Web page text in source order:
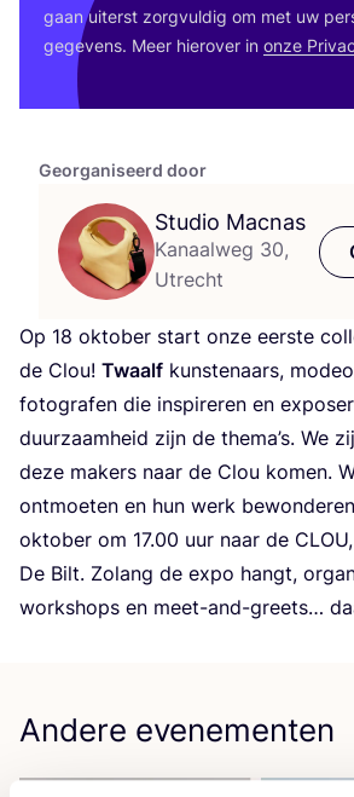
Georganiseerd door
Studio Macnas
Kanaalweg 30,
Utrecht
Op 18 okto­ber start onze eer­ste
de Clou! Twaalf kun­ste­naars,
foto­gra­fen die inspi­re­ren en
duur­zaam­heid zijn de the­ma’s. We
deze makers naar de Clou komen.
ont­moe­ten en hun werk
okto­ber om 17.00 uur naar de CLOU
De Bilt. Zolang de expo hangt,
work­shops en meet-and-greets…
gaan uiterst zorg­vul­dig om met uw
gege­vens. Meer hier­over in onze
Andere evenementen